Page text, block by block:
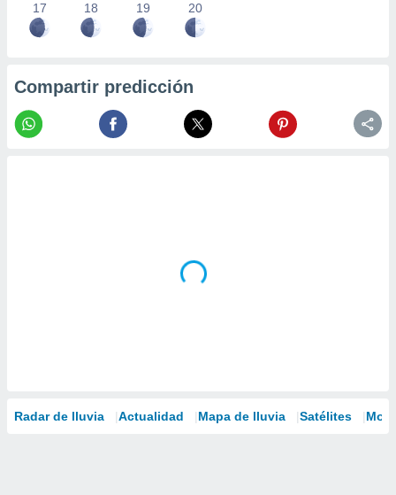
17 18 19 20
Compartir predicción
Radar de lluvia Actualidad Mapa de lluvia Satélites